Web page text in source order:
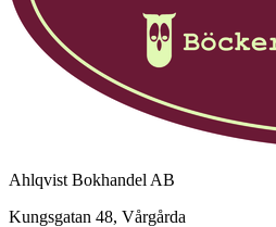
Ahlqvist Bokhandel AB
Kungsgatan 48, Vårgårda